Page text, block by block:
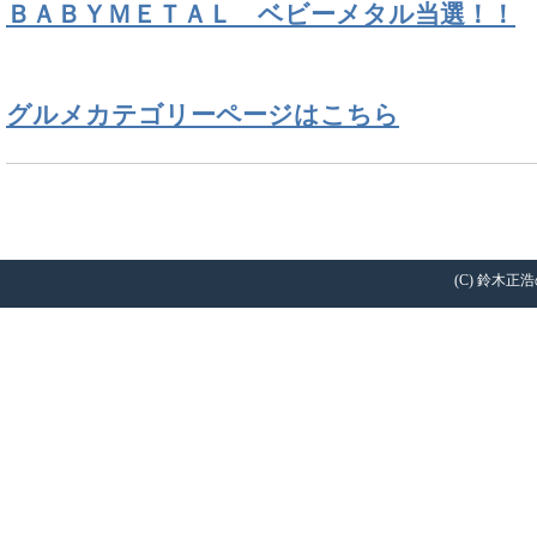
ＢＡＢＹＭＥＴＡＬ ベビーメタル当選！！
グルメカテゴリーページはこちら
(C) 鈴木正